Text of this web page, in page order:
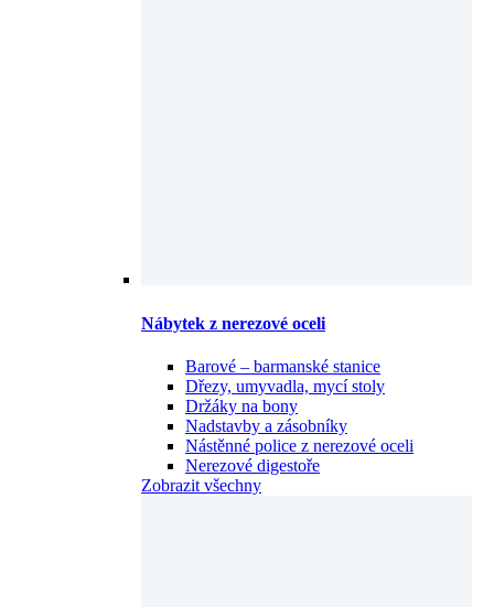
Nábytek z nerezové oceli
Barové – barmanské stanice
Dřezy, umyvadla, mycí stoly
Držáky na bony
Nadstavby a zásobníky
Nástěnné police z nerezové oceli
Nerezové digestoře
Zobrazit všechny